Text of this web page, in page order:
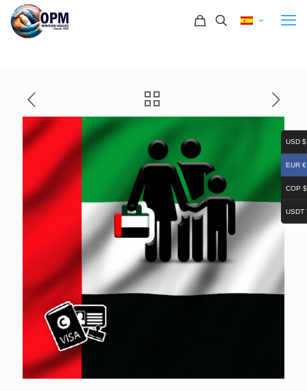
USD $
EUR €
COP $
USDT